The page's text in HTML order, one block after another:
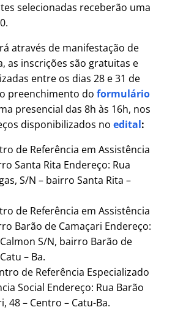
selecionadas receberão uma
através de manifestação de
as inscrições são gratuitas e
entre os dias 28 e 31 de
preenchimento do formulário
presencial das 8h às 16h, nos
disponibilizados no edital:
de Referência em Assistência
Santa Rita Endereço: Rua
S/N – bairro Santa Rita –
de Referência em Assistência
Barão de Camaçari Endereço:
S/N, bairro Barão de
– Ba.
de Referência Especializado
Social Endereço: Rua Barão
48 – Centro – Catu-Ba.